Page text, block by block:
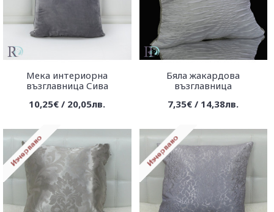
Мека интериорна
възглавница Сива
10,25€ / 20,05лв.
Бяла жакардова
възглавница
7,35€ / 14,38лв.